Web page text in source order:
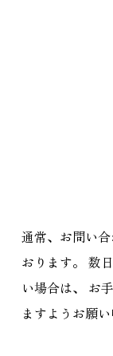
通常、お問い
おります。 数
い場合は、
お
ますようお願い